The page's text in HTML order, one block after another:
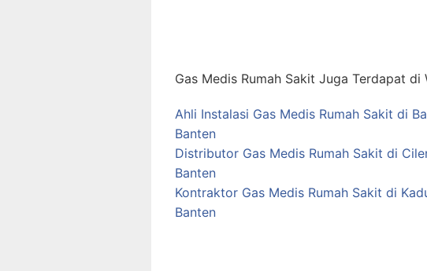
Gas Medis Rumah Sakit Juga Terdapat di
Ahli Instalasi Gas Medis Rumah Sakit di
Banten
Distributor Gas Medis Rumah Sakit di
Banten
Kontraktor Gas Medis Rumah Sakit di
Banten